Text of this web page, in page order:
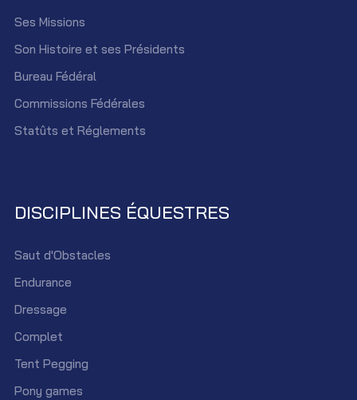
Ses Missions
Son Histoire et ses Présidents
Bureau Fédéral
Commissions Fédérales
Statûts et Réglements
DISCIPLINES ÉQUESTRES
Saut d'Obstacles
Endurance
Dressage
Complet
Tent Pegging
Pony games